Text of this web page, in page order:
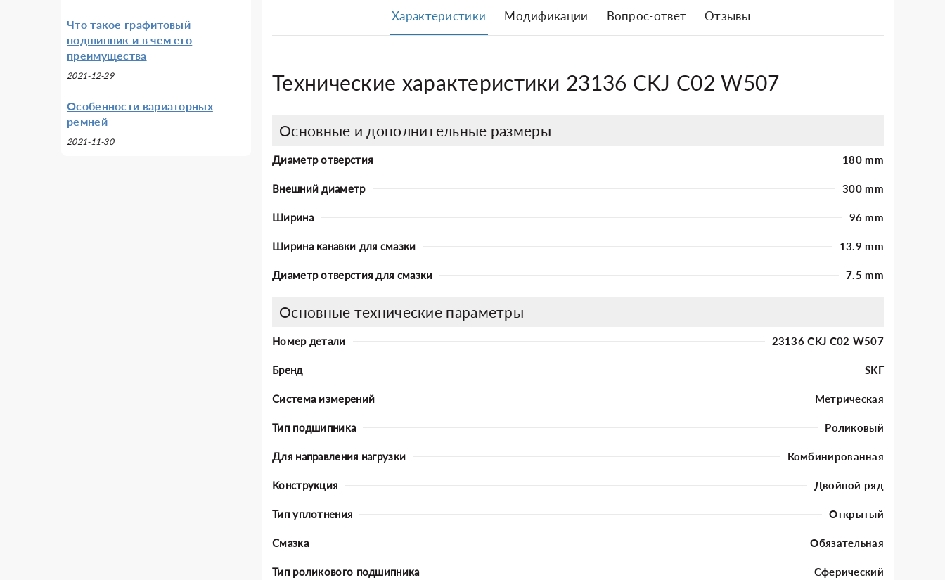
Что такое графитовый
подшипник и в чем его
преимущества
2021-12-29
Особенности вариаторных
ремней
2021-11-30
Характеристики Модификации Вопрос-ответ Отзывы
Технические характеристики 23136 CKJ C02 W507
Основные и дополнительные размеры
Диаметр отверстия 180 mm
Внешний диаметр 300 mm
Ширина 96 mm
Ширина канавки для смазки 13.9 mm
Диаметр отверстия для смазки 7.5 mm
Основные технические параметры
Номер детали 23136 CKJ C02 W507
Бренд SKF
Система измерений Метрическая
Тип подшипника Роликовый
Для направления нагрузки Комбинированная
Конструкция Двойной ряд
Тип уплотнения Открытый
Смазка Обязательная
Тип роликового подшипника Сферический